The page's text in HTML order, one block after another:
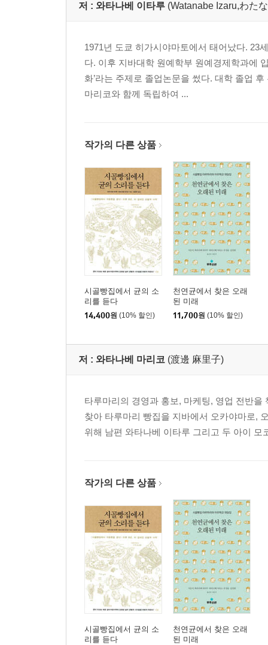
저 : 와타나베 이타루 (Watanabe Izaru,わた
1971년 도쿄 히가시야마토에서 태어났다. 23
다. 이후 지바대학 원예학부 원예경제학과에
화’라는 주제로 졸업논문을 썼다. 대학 졸업
마리코와 함께 독립하여 ...
작가의 다른 상품
시골빵집에서 균의 소
리를 듣다
14,400원 (10% 할인)
천연균에서 찾은 오래
된 미래
11,700원 (10% 할인)
저 : 와타나베 마리코 (渡邊 麻里子)
타루마리의 경영과 홍보, 마케팅, 영업 전반
찾아 타루마리 빵집을 지바에서 오카야마로,
위해 남편 와타나베 이타루 그리고 두 아이
작가의 다른 상품
시골빵집에서 균의 소
리를 듣다
천연균에서 찾은 오래
된 미래